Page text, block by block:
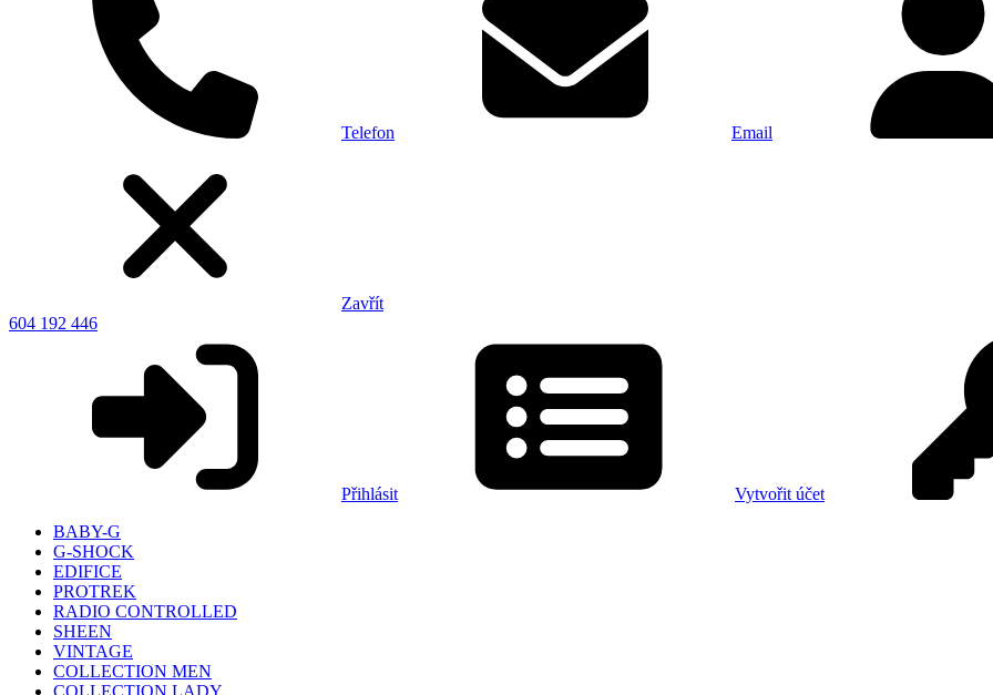
Telefon Email
Zavřít
604 192 446
Přihlásit
Vytvořit účet
BABY-G
G-SHOCK
EDIFICE
PROTREK
RADIO CONTROLLED
SHEEN
VINTAGE
COLLECTION MEN
COLLECTION LADY